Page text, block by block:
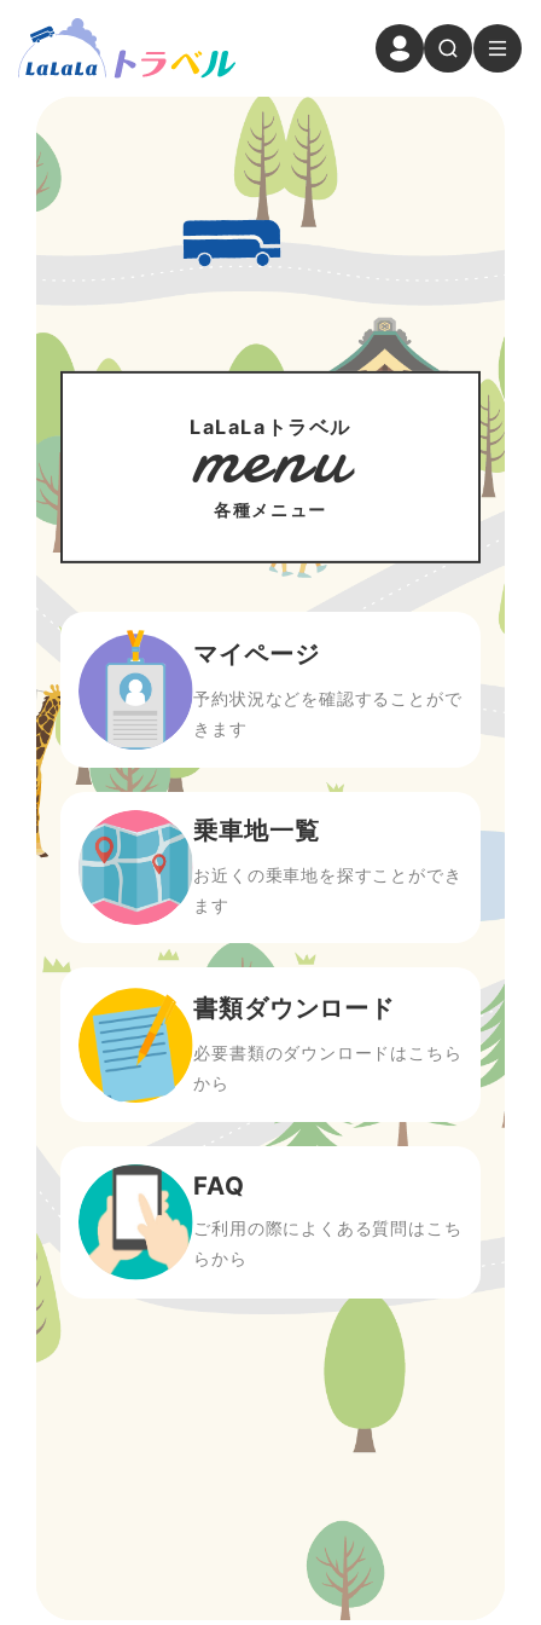
LaLaLaトラベル
menu
各種メニュー
マイページ
予約状況などを確認することがで
きます
乗車地一覧
お近くの乗車地を探すことができ
ます
書類ダウンロード
必要書類のダウンロードはこちら
から
FAQ
ご利用の際によくある質問はこち
らから